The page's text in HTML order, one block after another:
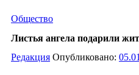
Общество
Листья ангела подарили
Редакция Опубликовано: